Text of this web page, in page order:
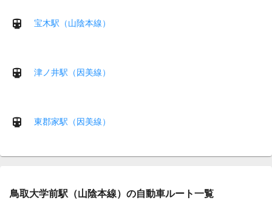
宝木駅（山陰本線）
津ノ井駅（因美線）
東郡家駅（因美線）
鳥取大学前駅（山陰本線）の自動車ルート一覧